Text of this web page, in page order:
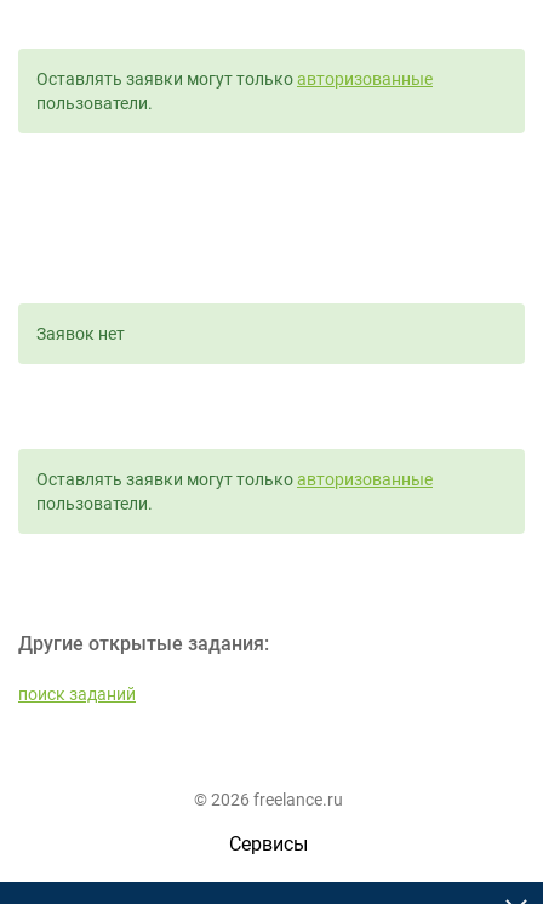
Оставлять заявки могут толькоавторизованные
пользователи.
Заявок нет
Оставлять заявки могут толькоавторизованные
пользователи.
Другие открытые задания:
поиск заданий
© 2026 freelance.ru
Сервисы
Помощь